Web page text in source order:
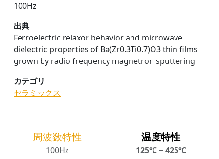
100Hz
出典
Ferroelectric relaxor behavior and microwave
dielectric properties of Ba(Zr0.3Ti0.7)O3 thin films
grown by radio frequency magnetron sputtering
カテゴリ
セラミックス
周波数特性
100Hz
温度特性
125℃ ~ 425℃